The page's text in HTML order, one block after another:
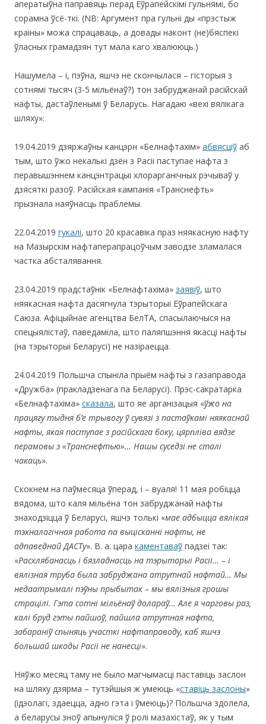
аператыўна паправяць перад Еўрапейскімі гульнямі, бо
сорамна ўсё-ткі. (NB: Аргумент пра гульні ды «прэстыж
краіны» можа спрацаваць, а довады наконт (не)бяспекі
ўласных грамадзян тут мала каго хвалююць.)
Нашумела – і, пэўна, яшчэ не скончылася – гісторыя з
cотнямі тысяч (3-5 мільёнаў?) тон забруджанай расійскай
нафты, дастаўленымі ў Беларусь. Нагадаю «вехі вялікага
шляху»:
19.04.2019 дзяржаўны канцэрн «Белнафтахім» абвясціў аб
тым, што ўжо некалькі дзён з Расіі паступае нафта з
перавышэннем канцэнтрацыі хлорарганічных рэчываў у
дзясяткі разоў. Расійская кампанія «Транснефть»
прызнала наяўнасць праблемы.
22.04.2019 гукалі, што 20 красавіка праз няякасную нафту
на Мазырскім нафтаперапрацоўчым заводзе зламалася
частка абсталявання.
23.04.2019 прадстаўнік «Белнафтахіма» заявіў, што
няякасная нафта дасягнула тэрыторыі Еўрапейскага
Саюза. Афіцыйнае агенцтва БелТА, спасылаючыся на
спецыялістаў, паведаміла, што паляпшэння якасці нафты
(на тэрыторыі Беларусі) не назіраецца.
24.04.2019 Польшча спыніла прыём нафты з газаправода
«Дружба» (пракладзенага па Беларусі). Прэс-сакратарка
«Белнафтахіма» сказала, што яе арганізацыя «ўжо на
працягу тыдня б’е трывогу ў сувязі з пастаўкамі няякаснай
нафты, якая паступае з расійскага боку, цярпліва вядзе
перамовы з «Транснефтью»… Нашы суседзі не сталі
чакаць».
Скокнем на паўмесяца ўперад, і – вуаля! 11 мая робіцца
вядома, што каля мільёна тон забруджанай нафты
знаходзіцца ў Беларусі, яшчэ толькі «мае адбыцца вялікая
тэхналагічная работа па выцісканні нафты, не
адпаведнай ДАСТу». В. а. цара каментаваў падзеі так:
«Расхлябанасць і бязладнасць на тэрыторыі Расіі… – і
вялізная труба была забруджана атрутнай нафтай… Мы
недаатрымалі пэўны прыбытак – мы вялізныя грошы
страцілі. Гэта сотні мільёнаў долараў… Але я чарговы раз,
калі бруд гэты пайшоў, пайшла атрутная нафта,
забараніў спыняць участкі нафтаправоду, каб яшчэ
большай шкоды Расіі не нанесці».
Няўжо месяц таму не было магчымасці паставіць заслон
на шляху дзярма – тутэйшыя ж умеюць «ставіць заслоны»
(ідэолагі, здаецца, адно гэта і ўмеюць)? Польшча здолела,
а беларусы зноў апынуліся ў ролі мазахістаў, як у тым